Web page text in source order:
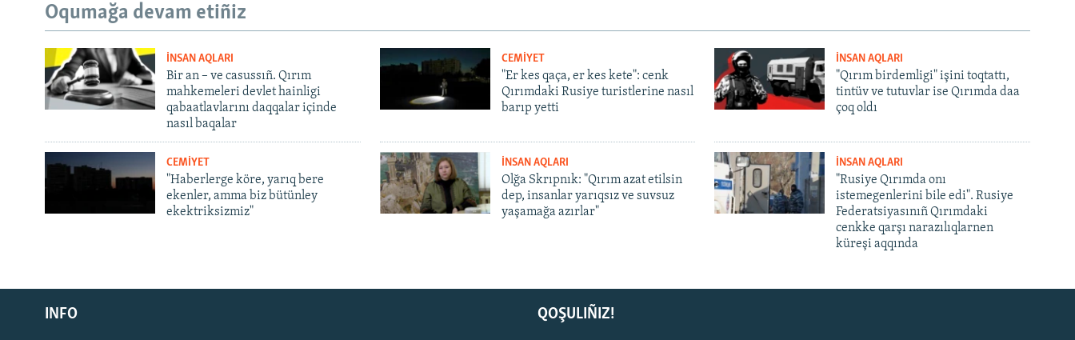
Русский
Українською
Oqumağa devam etiñiz
İNSAN AQLARI
Bir an – ve casussıñ. Qırım
mahkemeleri devlet hainligi
qabaatlavlarını daqqalar içinde
nasıl baqalar
CEMİYET
"Er kes qaça, er kes kete": cenk
Qırımdaki Rusiye turistlerine nasıl
barıp yetti
İNSAN AQLARI
"Qırım birdemligi" işini toqtattı,
tintüv ve tutuvlar ise Qırımda daa
çoq oldı
CEMİYET
"Haberlerge köre, yarıq bere
ekenler, amma biz bütünley
ekektriksizmiz"
İNSAN AQLARI
Olğa Skrıpnık: "Qırım azat etilsin
dep, insanlar yarıqsız ve suvsuz
yaşamağa azırlar"
İNSAN AQLARI
"Rusiye Qırımda onı
istemegenlerini bile edi". Rusiye
Federatsiyasınıñ Qırımdaki
cenkke qarşı narazılıqlarnen
küreşi aqqında
QOŞULIÑIZ!
INFO